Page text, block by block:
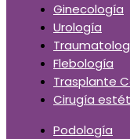
Ginecología
Urología
Flebología
Trasplante
Cirugía
Podología